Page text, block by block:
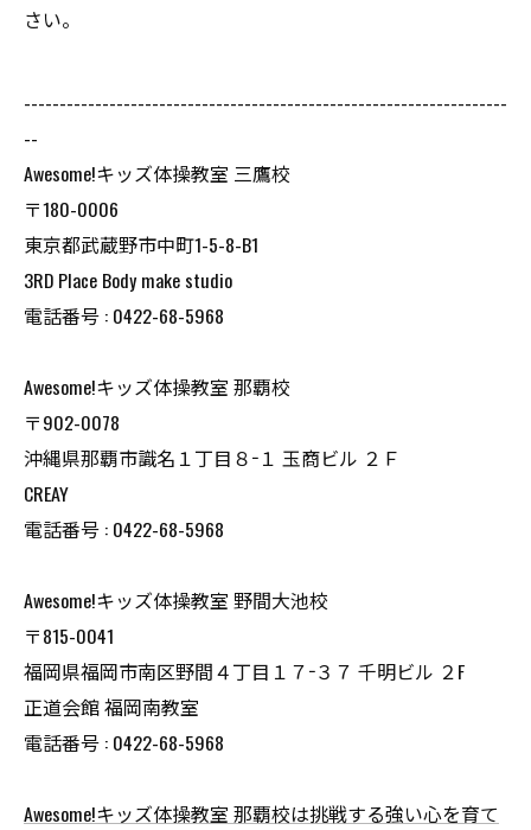
さい。
--------------------------------------------------------------------
--
Awesome!キッズ体操教室 三鷹校
〒180-0006
東京都武蔵野市中町1-5-8-B1
3RD Place Body make studio
電話番号 : 0422-68-5968
Awesome!キッズ体操教室 那覇校
〒902-0078
沖縄県那覇市識名１丁目８−１ 玉商ビル ２Ｆ
CREAY
電話番号 : 0422-68-5968
Awesome!キッズ体操​教室 野間大池校
〒815-0041
福岡県福岡市南区野間４丁目１７−３７ 千明ビル ２F
正道会館 福岡南教室
電話番号 : 0422-68-5968
Awesome!キッズ体操教室 那覇校は挑戦する強い心を育て